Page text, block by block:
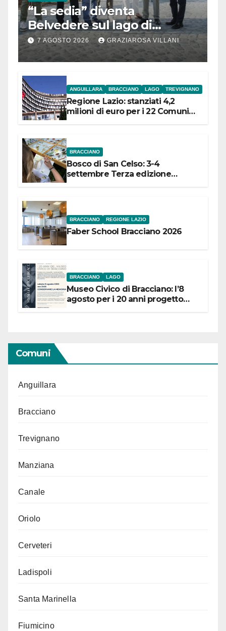
“La sedia” diventa
Belvedere sul lago di
Bracciano: ieri
l’inaugurazione
7 AGOSTO 2026 GRAZIAROSA VILLANI
ANGUILLARA BRACCIANO LAGO TREVIGNANO
Regione Lazio: stanziati 4,2
milioni di euro per i 22 Comuni
BRACCIANO
Bosco di San Celso: 3-4
settembre Terza edizione
BRACCIANO REGIONE LAZIO
Faber School Bracciano 2026
BRACCIANO LAGO
Museo Civico di Bracciano: l’8
agosto per i 20 anni progetto
Comuni
Anguillara
Bracciano
Trevignano
Manziana
Canale
Oriolo
Cerveteri
Ladispoli
Santa Marinella
Fiumicino